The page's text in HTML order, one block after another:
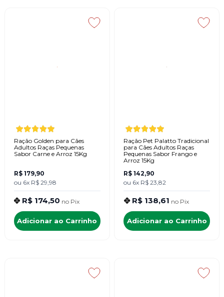
Ração Golden para Cães
Adultos Raças Pequenas
Sabor Carne e Arroz 15Kg
R$ 179,90
ou 6x R$ 29,98
R$ 174,50 no Pix
Adicionar ao Carrinho
Ração Pet Palatto Tradicional
para Cães Adultos Raças
Pequenas Sabor Frango e
Arroz 15Kg
R$ 142,90
ou 6x R$ 23,82
R$ 138,61 no Pix
Adicionar ao Carrinho